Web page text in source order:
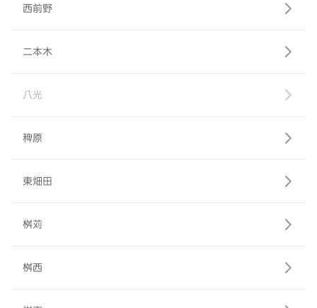
西前野
二本木
八光
稗原
東畑田
桝苅
桝西